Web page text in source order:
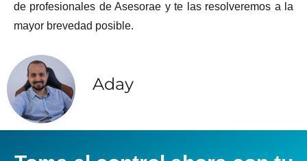
de profesionales de Asesorae y te las resolveremos a la
mayor brevedad posible.
Aday